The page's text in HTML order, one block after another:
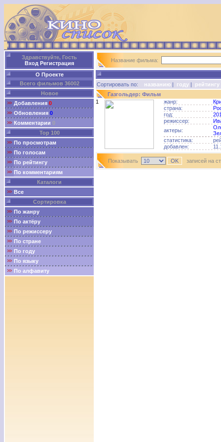
Здравствуйте, Гость
Вход Регистрация
О Проекте
Всего фильмов 36002
Новое
Добавления 0
Обновления 0
Комментарии 0
Top 100
По просмотрам
По голосам
По рейтингу
По комментариям
Каталоги
Все
Сортировка
По жанру
По актёру
По режиссеру
По стране
По году
По языку
По алфавиту
Название фильма:
Сортировать по: названию | году | рейтингу
Газгольдер: Фильм
1
жанр:
страна:
год:
режиссер:
актеры:
статистика:
добавлен:
Показывать записей на